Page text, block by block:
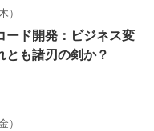
）
ード開発：ビジネス変
も諸刃の剣か？
）